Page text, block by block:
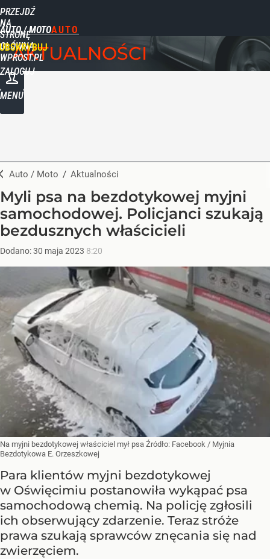
PRZEJDŹ
NA
STRONĘ
GŁÓWNĄ
WPROST.PL
AUTO / MOTO
ZALOGUJ
MENU
AKTUALNOŚCI
Auto / Moto / Aktualności
Myli psa na bezdotykowej myjni
samochodowej. Policjanci szukają
bezdusznych właścicieli
Dodano:30 maja 2023 8:20
Na myjni bezdotykowej właściciel mył psa Źródło: Facebook / Myjnia
Bezdotykowa E. Orzeszkowej
Para klientów myjni bezdotykowej
w Oświęcimiu postanowiła wykąpać psa
samochodową chemią. Na policję zgłosili
ich obserwujący zdarzenie. Teraz stróże
prawa szukają sprawców znęcania się nad
zwierzęciem.